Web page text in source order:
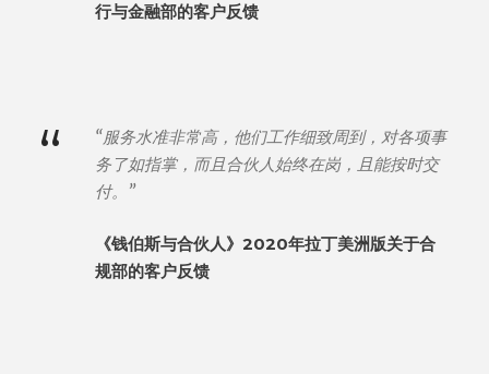
行与金融部的客户反馈
“
“服务水准非常高，他们工作细致周到，对各项事
务了如指掌，而且合伙人始终在岗，且能按时交
付。”
《钱伯斯与合伙人》2020年拉丁美洲版关于合
规部的客户反馈